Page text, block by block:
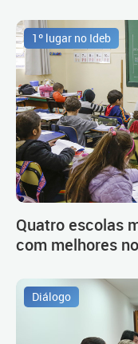
1º lugar no Ideb
Quatro escolas
com melhores
Diálogo